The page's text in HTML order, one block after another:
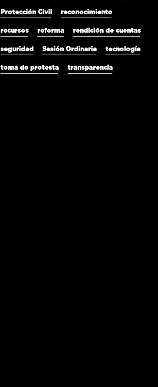
Protección Civil reconocimiento
recursos reforma rendición de cuentas
seguridad Sesión Ordinaria tecnología
toma de protesta transparencia